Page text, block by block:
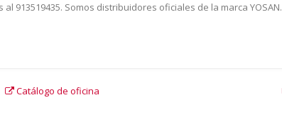
913519435. Somos distribuidores oficiales de la marca YOSAN.
Catálogo de oficina